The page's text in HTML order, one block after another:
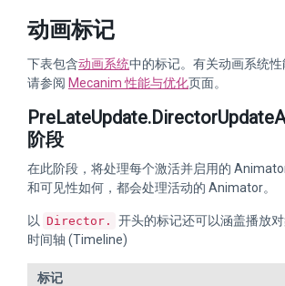
动画标记
下表包含动画系统中的标记。有关动画系统性
请参阅 Mecanim 性能与优化页面。
阶段
在此阶段，将处理每个激活并启用的
和可见性如何，都会处理活动的 Animator。
以 Director.
开头的标记还可以涵盖播放
时间轴 (Timeline)
标记